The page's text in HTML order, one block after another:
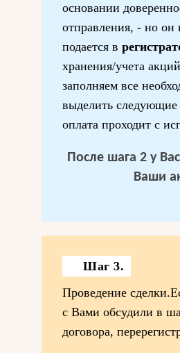
основании
отправления, - но он
подается в
хранения/учета
заполняем все
выделить
оплата проходит с
После шага 2 у
Ваши
Шаг 3.
Проведение
с Вами обсудили в
договора,